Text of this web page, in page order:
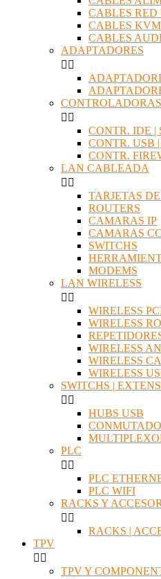
CABLES RED
CABLES KVM
CABLES
ADAPTADORES
 
CONTROLADORAS
 
CONTR. IDE |
CONTR. USB
CONTR.
LAN CABLEADA
 
TARJETAS
ROUTERS
CAMARAS IP
CAMARAS
SWITCHS
MODEMS
LAN WIRELESS
 
WIRELESS
WIRELESS
WIRELESS
WIRELESS
WIRELESS
SWITCHS |
 
HUBS USB
PLC
 
PLC
PLC WIFI
RACKS Y
 
RACKS |
TPV
 
TPV Y